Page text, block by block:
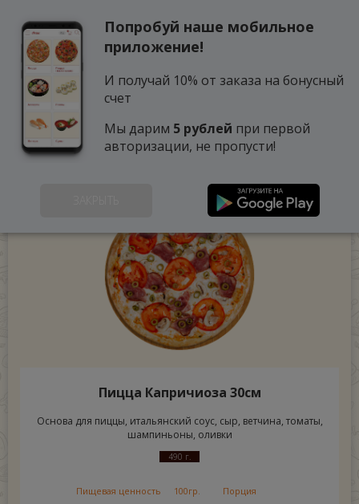
Пицца Капричиоза 30см
Основа для пиццы, итальянский соус, сыр, ветчина, томаты,
шампиньоны, оливки
490 г.
Пищевая ценность 100гр. Порция
Попробуй наше мобильное
приложение!
И получай 10% от заказа на бонусный
счет
Мы дарим 5 рублей при первой
авторизации, не пропусти!